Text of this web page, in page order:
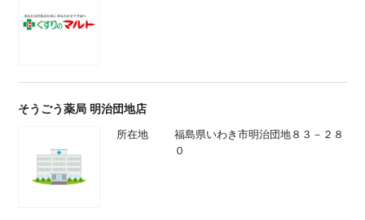
そうごう薬局 明治団地店
所在地
福島県いわき市明治団地８３－２８
０